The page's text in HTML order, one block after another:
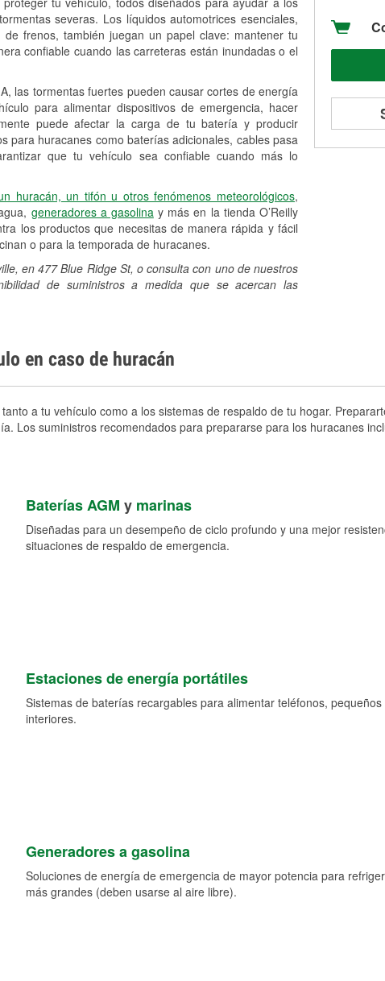
severas. Los líquidos automotrices esenciales,
frenos, también juegan un papel clave: mantener tu
confiable cuando las carreteras están inundadas o el
las tormentas fuertes pueden causar cortes de energía
para alimentar dispositivos de emergencia, hacer
puede afectar la carga de tu batería y producir
para huracanes como baterías adicionales, cables pasa
que tu vehículo sea confiable cuando más lo
huracán, un tifón u otros fenómenos meteorológicos,
generadores a gasolinay más en la tienda O’Reilly
los productos que necesitas de manera rápida y fácil
o para la temporada de huracanes.
en 477 Blue Ridge St, o consulta con uno de nuestros
de suministros a medida que se acercan las
en caso de huracán
a tu vehículo como a los sistemas de respaldo de tu hogar.
Los suministros recomendados para prepararse para los huracanes
Baterías AGM y marinas
Diseñadas para un desempeño de ciclo profundo y una mejor
situaciones de respaldo de emergencia.
Estaciones de energía portátiles
Sistemas de baterías recargables para alimentar teléfonos,
interiores.
Generadores a gasolina
Soluciones de energía de emergencia de mayor potencia para
más grandes (deben usarse al aire libre).